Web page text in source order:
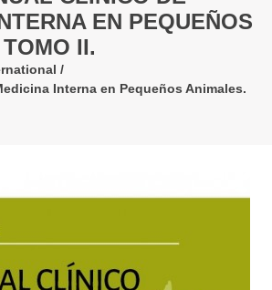
EN PEQUEÑOS
II.
/
Interna en Pequeños Animales.